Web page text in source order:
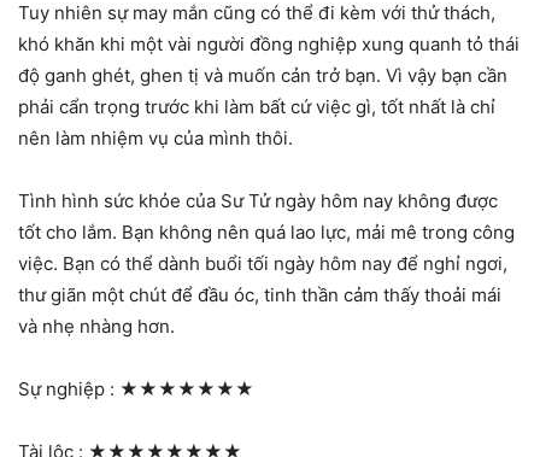
Tuy nhiên sự may mắn cũng có thể đi kèm với thử thách,
khó khăn khi một vài người đồng nghiệp xung quanh tỏ thái
độ ganh ghét, ghen tị và muốn cản trở bạn. Vì vậy bạn cần
phải cẩn trọng trước khi làm bất cứ việc gì, tốt nhất là chỉ
nên làm nhiệm vụ của mình thôi.
Tình hình sức khỏe của Sư Tử ngày hôm nay không được
tốt cho lắm. Bạn không nên quá lao lực, mải mê trong công
việc. Bạn có thể dành buổi tối ngày hôm nay để nghỉ ngơi,
thư giãn một chút để đầu óc, tinh thần cảm thấy thoải mái
và nhẹ nhàng hơn.
Sự nghiệp : ★★★★★★★
Tài lộc : ★★★★★★★★